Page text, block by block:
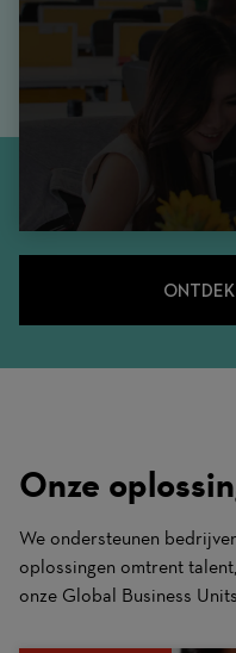
Onze
We ondersteunen
oplossingen omtrent
onze Global Business